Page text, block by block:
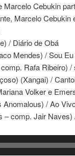
Cebukin
Marcelo Cebukin
/ Diário de Obá
Mendes) / Sou Eu
Rafa Ribeiro) /
(Xangai) /
Volker e
/ Ao
– comp. Jair Naves)